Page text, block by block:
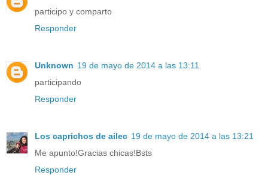
participo y comparto
Responder
Unknown 19 de mayo de 2014 a las 13:11
participando
Responder
Los caprichos de ailec 19 de mayo de 2014 a las 13:21
Me apunto!Gracias chicas!Bsts
Responder